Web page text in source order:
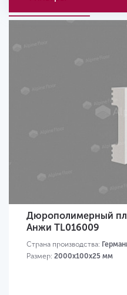
Дюрополимерный
Анжи TL016009
Страна производства:
Размер: 2000х100x25 мм